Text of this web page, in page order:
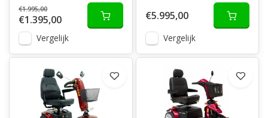
€1.995,00
€1.395,00
Vergelijk
€5.995,00
Vergelijk